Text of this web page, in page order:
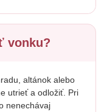
vonku?
altánok alebo
utrieť a odložiť. Pri
nenechávaj